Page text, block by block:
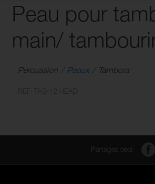
Peau pour
main/
Percussion Peaux Tambora